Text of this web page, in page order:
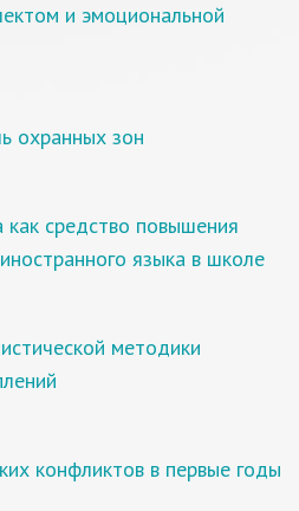
и эмоциональной
охранных зон
как средство повышения
языка в школе
методики
конфликтов в первые годы